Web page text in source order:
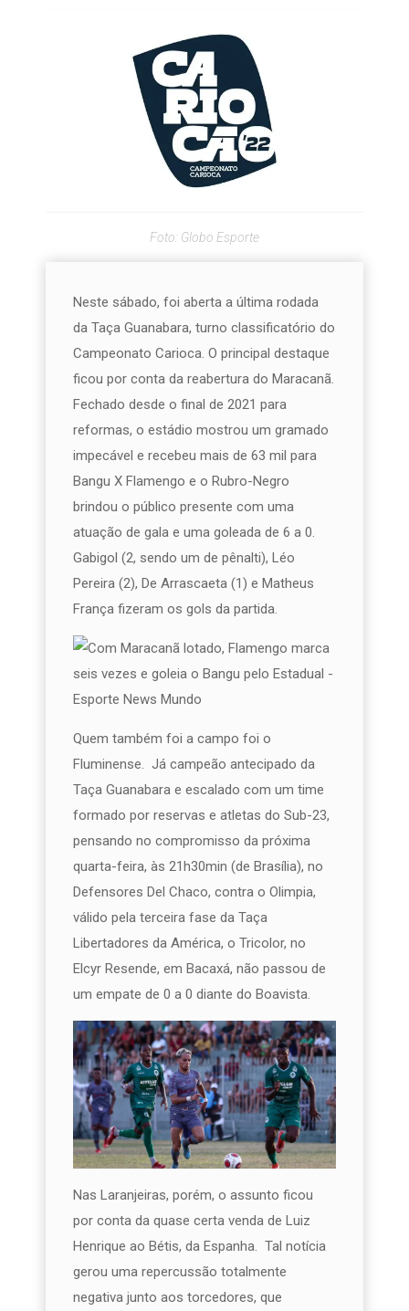
Foto: Globo Esporte
Neste sábado, foi aberta a última rodada
da Taça Guanabara, turno classificatório do
Campeonato Carioca. O principal destaque
ficou por conta da reabertura do Maracanã.
Fechado desde o final de 2021 para
reformas, o estádio mostrou um gramado
impecável e recebeu mais de 63 mil para
Bangu X Flamengo e o Rubro-Negro
brindou o público presente com uma
atuação de gala e uma goleada de 6 a 0.
Gabigol (2, sendo um de pênalti), Léo
Pereira (2), De Arrascaeta (1) e Matheus
França fizeram os gols da partida.
Quem também foi a campo foi o
Fluminense. Já campeão antecipado da
Taça Guanabara e escalado com um time
formado por reservas e atletas do Sub-23,
pensando no compromisso da próxima
quarta-feira, às 21h30min (de Brasília), no
Defensores Del Chaco, contra o Olimpia,
válido pela terceira fase da Taça
Libertadores da América, o Tricolor, no
Elcyr Resende, em Bacaxá, não passou de
um empate de 0 a 0 diante do Boavista.
Nas Laranjeiras, porém, o assunto ficou
por conta da quase certa venda de Luiz
Henrique ao Bétis, da Espanha. Tal notícia
gerou uma repercussão totalmente
negativa junto aos torcedores, que